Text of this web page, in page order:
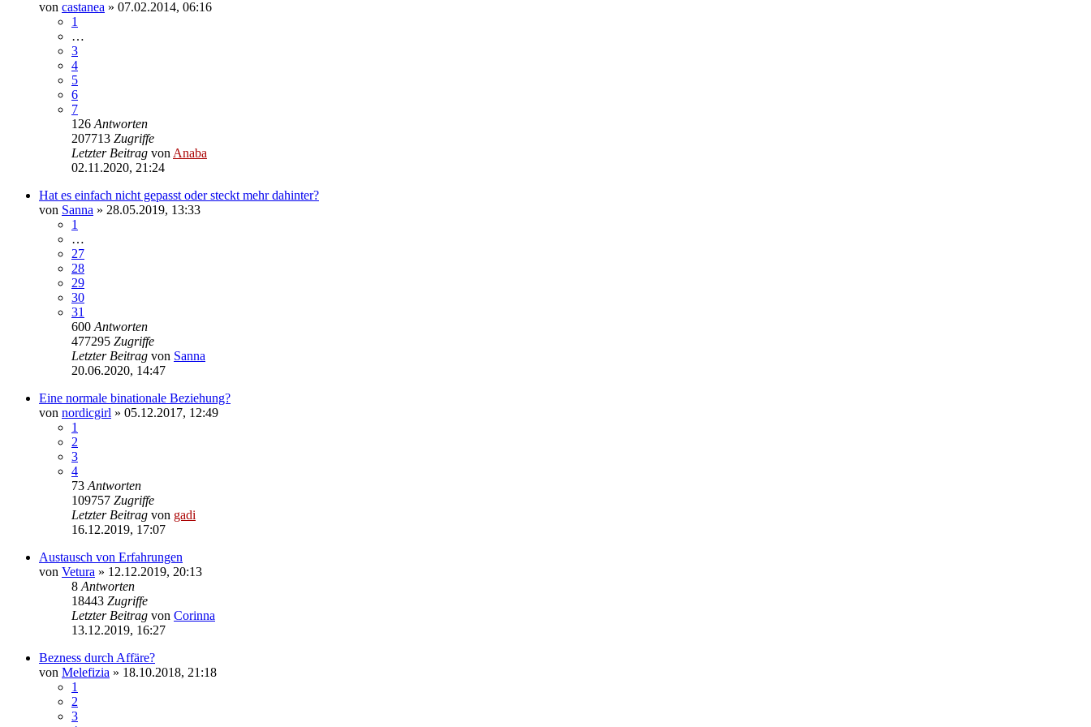
von castanea » 07.02.2014, 06:16
1
…
3
4
5
6
7
126 Antworten
207713 Zugriffe
Letzter Beitrag von Anaba
02.11.2020, 21:24
Hat es einfach nicht gepasst oder steckt mehr dahinter?
von Sanna » 28.05.2019, 13:33
1
…
27
28
29
30
31
600 Antworten
477295 Zugriffe
Letzter Beitrag von Sanna
20.06.2020, 14:47
Eine normale binationale Beziehung?
von nordicgirl » 05.12.2017, 12:49
1
2
3
4
73 Antworten
109757 Zugriffe
Letzter Beitrag von gadi
16.12.2019, 17:07
Austausch von Erfahrungen
von Vetura » 12.12.2019, 20:13
8 Antworten
18443 Zugriffe
Letzter Beitrag von Corinna
13.12.2019, 16:27
Bezness durch Affäre?
von Melefizia » 18.10.2018, 21:18
1
2
3